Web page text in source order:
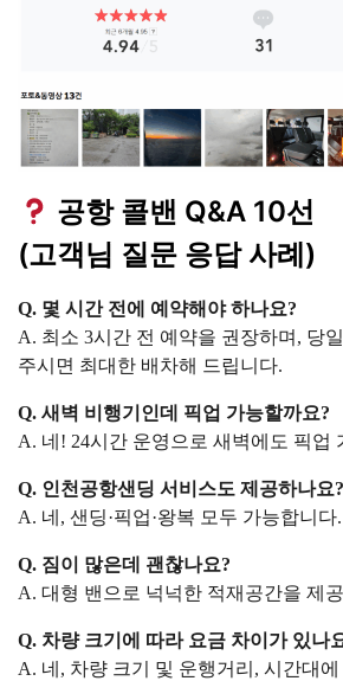
공항 콜밴 Q&A 10선
(고객님 질문 응답 사례)
Q. 몇 시간 전에 예약해야 하나요?
A. 최소 3시간 전 예약을 권장하며, 당
주시면 최대한 배차해 드립니다.
Q. 새벽 비행기인데 픽업 가능할까요?
A. 네! 24시간 운영으로 새벽에도 픽업
Q. 인천공항샌딩 서비스도 제공하나요?
A. 네, 샌딩·픽업·왕복 모두 가능합니다.
Q. 짐이 많은데 괜찮나요?
A. 대형 밴으로 넉넉한 적재공간을 제
Q. 차량 크기에 따라 요금 차이가 있나
A. 네, 차량 크기 및 운행거리, 시간대에